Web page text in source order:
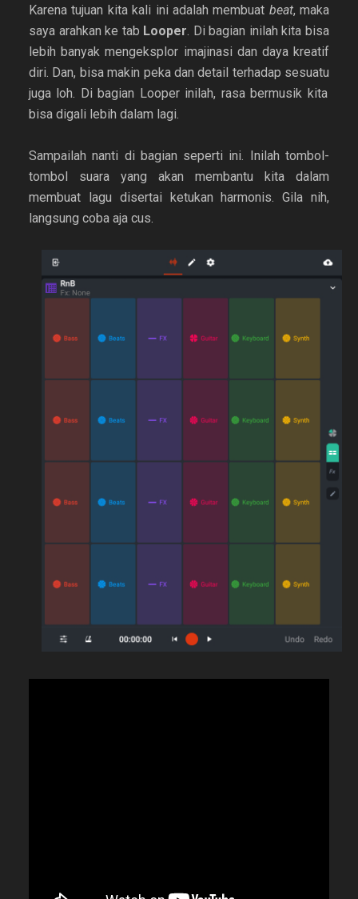
Karena tujuan kita kali ini adalah membuat beat, maka
saya arahkan ke tab Looper. Di bagian inilah kita bisa
lebih banyak mengeksplor imajinasi dan daya kreatif
diri. Dan, bisa makin peka dan detail terhadap sesuatu
juga loh. Di bagian Looper inilah, rasa bermusik kita
bisa digali lebih dalam lagi.
Sampailah nanti di bagian seperti ini. Inilah tombol-
tombol suara yang akan membantu kita dalam
membuat lagu disertai ketukan harmonis. Gila nih,
langsung coba aja cus.